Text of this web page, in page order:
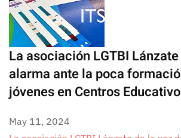
La asociación LGTBI
alarma ante la poca
jóvenes en Centros
May 11, 2024